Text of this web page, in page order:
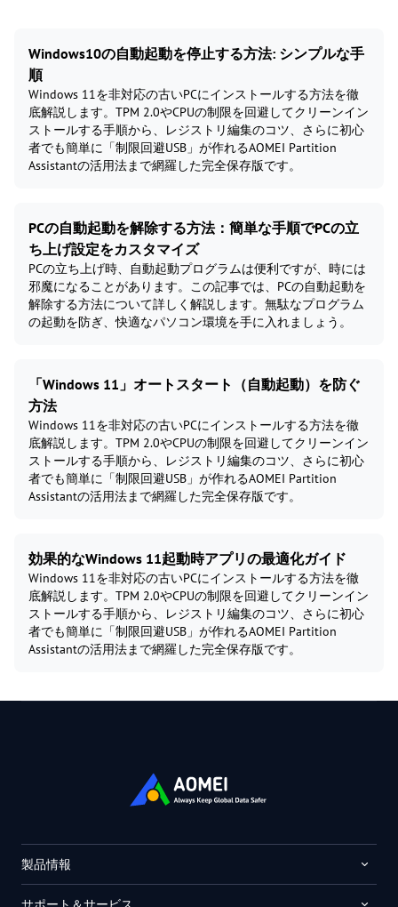
Windows10の自動起動を停止する方法: シンプルな手
順
Windows 11を非対応の古いPCにインストールする方法を徹
底解説します。TPM 2.0やCPUの制限を回避してクリーンイン
ストールする手順から、レジストリ編集のコツ、さらに初心
者でも簡単に「制限回避USB」が作れるAOMEI Partition
Assistantの活用法まで網羅した完全保存版です。
PCの自動起動を解除する方法：簡単な手順でPCの立
ち上げ設定をカスタマイズ
PCの立ち上げ時、自動起動プログラムは便利ですが、時には
邪魔になることがあります。この記事では、PCの自動起動を
解除する方法について詳しく解説します。無駄なプログラム
の起動を防ぎ、快適なパソコン環境を手に入れましょう。
「Windows 11」オートスタート（自動起動）を防ぐ
方法
Windows 11を非対応の古いPCにインストールする方法を徹
底解説します。TPM 2.0やCPUの制限を回避してクリーンイン
ストールする手順から、レジストリ編集のコツ、さらに初心
者でも簡単に「制限回避USB」が作れるAOMEI Partition
Assistantの活用法まで網羅した完全保存版です。
効果的なWindows 11起動時アプリの最適化ガイド
Windows 11を非対応の古いPCにインストールする方法を徹
底解説します。TPM 2.0やCPUの制限を回避してクリーンイン
ストールする手順から、レジストリ編集のコツ、さらに初心
者でも簡単に「制限回避USB」が作れるAOMEI Partition
Assistantの活用法まで網羅した完全保存版です。
製品情報